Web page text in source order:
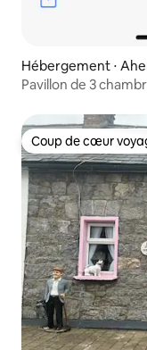
Hébergement ⋅
Pavillon de 3
Coup de cœur
Coup de cœur